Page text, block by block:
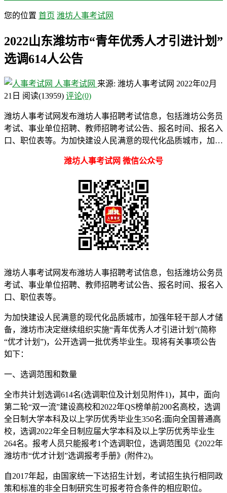
您的位置 首页 潍坊人事考试网
2022山东潍坊市“青年优秀人才引进计划”
选调614人公告
人事考试网 来源: 潍坊人事考试网 2022年02月
21日 阅读(13959) 评论(0)
潍坊人事考试网发布潍坊人事招聘考试信息，包括潍坊公务员
考试、事业单位招聘、教师招聘考试公告、报名时间、报名入
口、职位表等。为加快建设人民满意的现代化品质城市，加…
潍坊人事考试网 微信公众号
潍坊人事考试网发布潍坊人事招聘考试信息，包括潍坊公务员
考试、事业单位招聘、教师招聘考试公告、报名时间、报名入
口、职位表等。
为加快建设人民满意的现代化品质城市，加强年轻干部人才储
备，潍坊市决定继续组织实施“青年优秀人才引进计划”(简称
“优才计划”)，公开选调一批优秀毕业生。现将有关事项公告
如下：
一、选调范围和数量
全市共计划选调614名(选调职位及计划见附件1)，其中，面向
第二轮“双一流”建设高校和2022年QS榜单前200名高校，选调
全日制大学本科及以上学历优秀毕业生350名;面向全国普通高
校，选调2022年全日制应届大学本科及以上学历优秀毕业生
264名。报考人员只能报考1个选调职位，选调范围见《2022年
潍坊市“优才计划”选调报考手册》(附件2)。
自2017年起，由国家统一下达招生计划，考试招生执行相同政
策和标准的非全日制研究生可报考符合条件的相应职位。